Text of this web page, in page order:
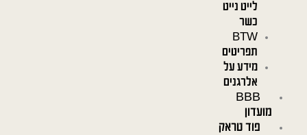
לייט נייט
כשר
BTW
תפריטים
מידע על
אלרגנים
BBB
מועדון
פוד טראק